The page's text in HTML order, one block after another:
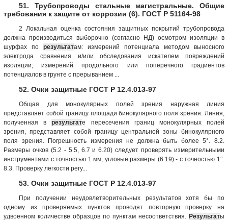
51. Трубопроводы стальные магистральные. Общие
требования к защите от коррозии (6). ГОСТ Р 51164-98
2 Локальная оценка состояния защитных покрытий трубопровода
должна производиться выборочно (согласно НД) осмотром изоляции в
шурфах по результатам: измерений потенциала методом выносного
электрода сравнения и/или обследования искателем повреждений
изоляции; измерений продольного или поперечного градиентов
потенциалов в грунте с прерыванием ...
52. Очки защитные ГОСТ Р 12.4.013-97
Общая для монокулярных полей зрения наружная линия
представляет собой границу площади бинокулярного поля зрения. Линия,
полученная врезультате пересечения границ монокулярных полей
зрения, представляет собой границу центральной зоны бинокулярного
поля зрения. Погрешность измерения не должна быть более 5°. 8.2.
Размеры очков (5.2 - 5.5, 6.7 и 6.20) следует проверять измерительными
инструментами с точностью 1 мм, угловые размеры (6.19) - с точностью 1°.
8.3. Проверку легкости регу...
53. Очки защитные ГОСТ Р 12.4.013-97
При получении неудовлетворительных результатов хотя бы по
одному из проверяемых пунктов проводят повторную проверку на
удвоенном количестве образцов по пунктам несоответствия. Результаты